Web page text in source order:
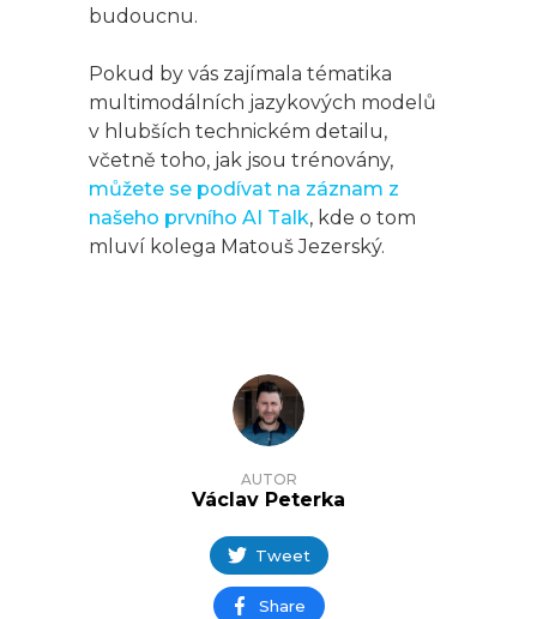
AUTOR
Václav Peterka
Tweet
Share
budoucnu.
Pokud by vás zajímala tématika
multimodálních jazykových modelů
v hlubších technickém detailu,
včetně toho, jak jsou trénovány,
můžete se podívat na záznam z
našeho prvního AI Talk, kde o tom
mluví kolega Matouš Jezerský.